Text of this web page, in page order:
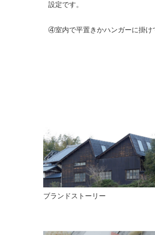
設定です。
④室内で平置きかハンガーに掛け
ブランドストーリー